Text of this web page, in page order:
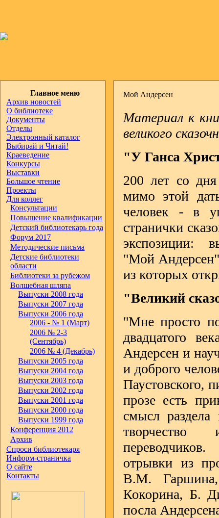
Главное меню
Архив новостей
О библиотеке
Документы
Отделы
Электронный каталог
Выбирай и Читай!
Краеведение
Конкурсы
Выставки
Большое чтение
Проекты
Для коллег
Консультации
Повышение квалификации
Детский библиотекарь года
Форум 2017
Методические письма
Детские библиотеки
области
Библиотеки за рубежом
Волшебная шляпа
Выпуски 2008 года
Выпуски 2007 года
Выпуски 2006 года
2006 - № 1 (Март)
2006 № 2-3
(Сентябрь)
2006 № 4 (Декабрь)
Выпуски 2005 года
Выпуски 2004 года
Выпуски 2003 года
Выпуски 2002 года
Выпуски 2001 года
Выпуски 2000 года
Выпуски 1999 года
Конференция 2012
Архив
Спроси библиотекаря
Информ-страничка
О сайте
Контакты
Мой Андерсен
Материал к
великого
"У Ганса
200 лет со
мимо этой
человек - в
странички
экспозиции:
"Мой
из которых
"Великий
"Мне просто
двадцатого
Андерсен и
и доброго
Паустовского,
прозе есть
смысл раздела
творчество
отрывки из
В.М.
Кокорина, Б.
посла